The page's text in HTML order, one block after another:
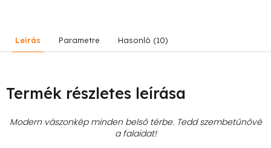
Leírás Parametre Hasonló (10)
Termék részletes leírása
Modern vászonkép minden belső térbe. Tedd szembetűnővé
a falaidat!